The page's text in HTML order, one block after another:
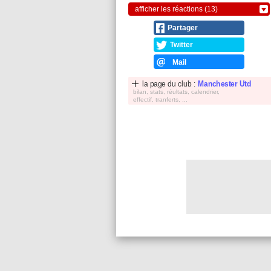
afficher les réactions (13)
Partager
Twitter
Mail
la page du club : Manchester Utd
bilan, stats, réultats, calendrier,
effectif, tranferts, ...